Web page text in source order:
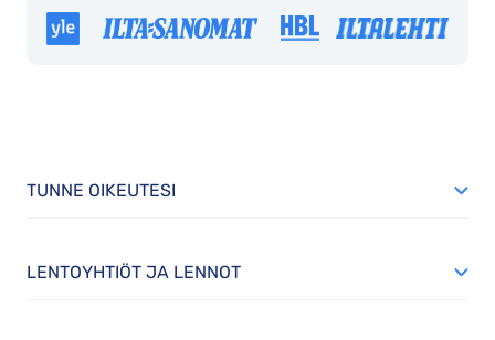
TUNNE OIKEUTESI
LENTOYHTIÖT JA LENNOT